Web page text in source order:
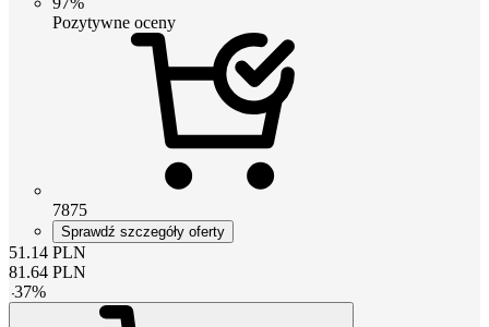
Pozytywne oceny
7875
Sprawdź szczegóły oferty
51.14 PLN
81.64 PLN
-37%